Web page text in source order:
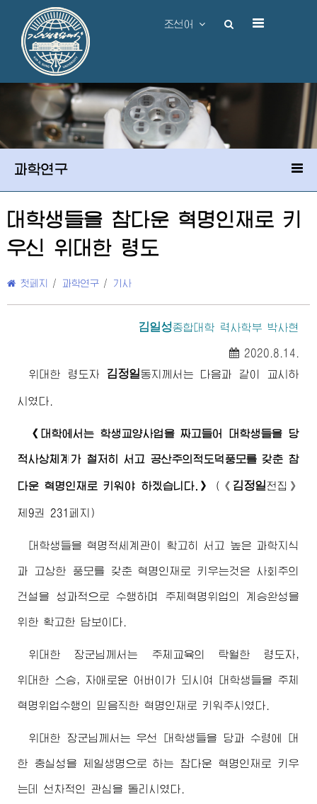
조선어
과학연구
대학생들을 참다운 혁명인재로 키
우신 위대한 령도
첫페지 / 과학연구 / 기사
김일성종합대학 력사학부 박사현
2020.8.14.
위대한
령도자 김정일동지 께서는 다음과 같이 교시하
시였다.
《대학에서는 학생교양사업을 짜고들어 대학생들을 당
적사상체계가 철저히 서고 공산주의적도덕풍모를 갖춘 참
다운 혁명인재로 키워야 하겠습니다.》 ( 《 김정일 전집》
제9권 231페지)
대학생들을 혁명적세계관이 확고히 서고 높은 과학지식
과 고상한 풍모를 갖춘 혁명인재로 키우는것은 사회주의
건설을 성과적으로 수행하며 주체혁명위업의 계승완성을
위한 확고한 담보이다.
위대한 장군님께서는 주체교육의 탁월한 령도자 ,
위대한 스승, 자애로운 어버이 가 되시여 대학생들을 주체
혁명위업수행의 믿음직한 혁명인재로 키워주시였다.
위대한 장군님께서 는 우선 대학생들을 당과 수령에 대
한 충실성을 제일생명으로 하는 참다운 혁명인재로 키우
는데 선차적인 관심을 돌리시였다.